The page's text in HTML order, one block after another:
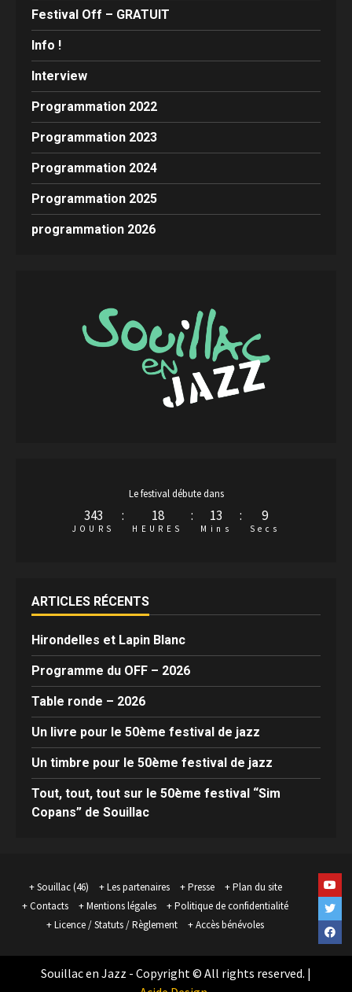
Festival Off – GRATUIT
Info !
Interview
Programmation 2022
Programmation 2023
Programmation 2024
Programmation 2025
programmation 2026
Le festival débute dans
343
JOURS
: 18
HEURES
: 13
Mins
: 8
Secs
ARTICLES RÉCENTS
Hirondelles et Lapin Blanc
Programme du OFF – 2026
Table ronde – 2026
Un livre pour le 50ème festival de jazz
Un timbre pour le 50ème festival de jazz
Tout, tout, tout sur le 50ème festival “Sim
Copans” de Souillac
Souillac (46) Les partenaires Presse
Plan du site
Contacts
Mentions légales
Politique de confidentialité
Licence / Statuts / Règlement
Accès bénévoles
Souillac en Jazz - Copyright © All rights reserved. |